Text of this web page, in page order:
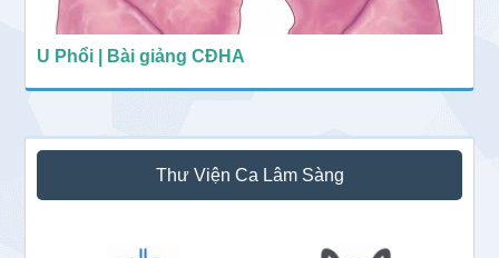
U Phổi | Bài giảng CĐHA
Thư Viện Ca Lâm Sàng